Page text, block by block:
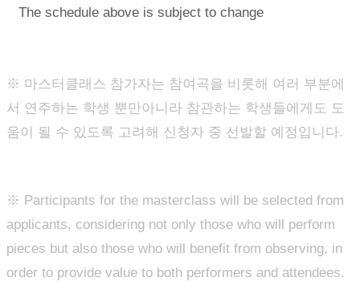
The schedule above is subject to change
※ 마스터클래스 참가자는 참여곡을 비롯해 여러 부분에
서 연주하는 학생 뿐만아니라 참관하는 학생들에게도 도
움이 될 수 있도록 고려해 신청자 중 선발할 예정입니다.
※ Participants for the masterclass will be selected from
applicants, considering not only those who will perform
pieces but also those who will benefit from observing, in
order to provide value to both performers and attendees.